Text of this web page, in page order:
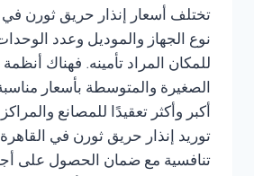
تختلف أسعار إنذار حريق ثورن
نوع الجهاز والموديل وعدد
للمكان المراد تأمينه. فهناك
الصغيرة والمتوسطة بأسعار
أكبر وأكثر تعقيدًا للمصانع
توريد إنذار حريق ثورن في
تنافسية مع ضمان الحصول على